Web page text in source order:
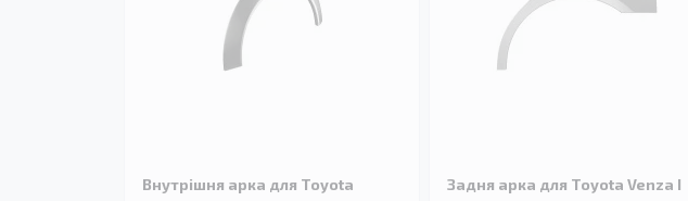
Внутрішня арка для Toyota
Задня арка для Toyota Venza I